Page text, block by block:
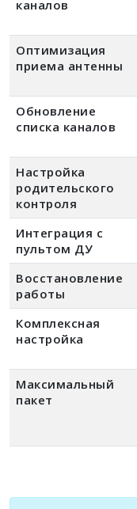
каналов
Оптимизация
приема антенны
Обновление
списка каналов
Настройка
родительского
контроля
Интеграция с
пультом ДУ
Восстановление
работы
Комплексная
настройка
Максимальный
пакет